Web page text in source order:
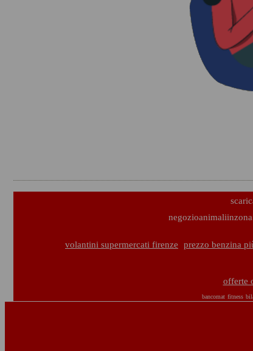
volantini supermercati firenze prezzo benzina
offerte
bancomat fitness